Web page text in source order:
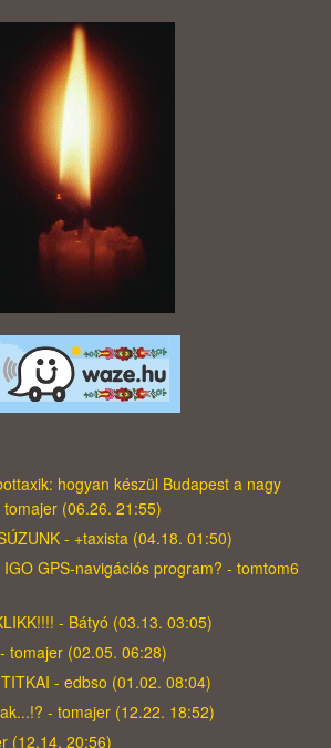
hogyan készül Budapest a nagy
(06.26. 21:55)
- +taxista (04.18. 01:50)
GPS-navigációs program? - tomtom6
- Bátyó (03.13. 03:05)
tomajer (02.05. 06:28)
- edbso (01.02. 08:04)
- tomajer (12.22. 18:52)
(12.14. 20:56)